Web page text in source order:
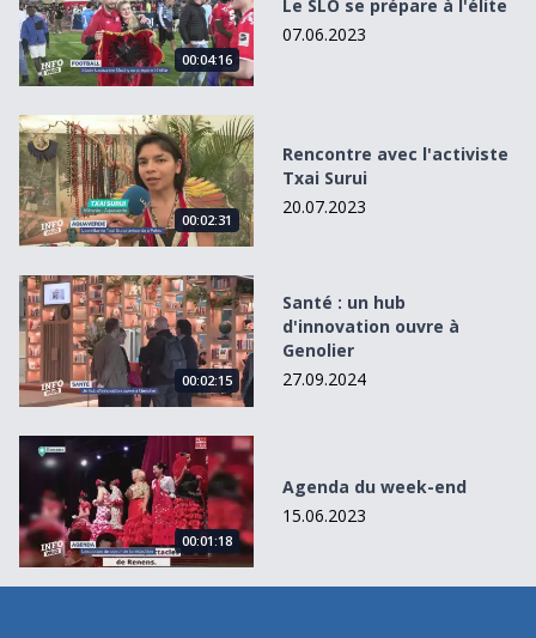
00:04:16
Le SLO se prépare à l'élite
07.06.2023
Rencontre avec l&#039;activiste Txai Surui
00:02:31
Rencontre avec l'activiste
Txai Surui
20.07.2023
Santé : un hub d&#039;innovation ouvre à Genolier
00:02:15
Santé : un hub
d'innovation ouvre à
Genolier
27.09.2024
Agenda du week-end
00:01:18
Agenda du week-end
15.06.2023